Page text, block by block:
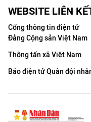
WEBSITE LIÊN
Cổng thông tin điện tử
Đảng Cộng sản Việt Nam
Thông tấn xã Việt Nam
Báo điện tử Quân đội